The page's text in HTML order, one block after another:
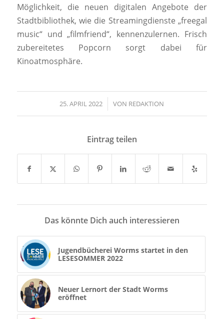
Möglichkeit, die neuen digitalen Angebote der
Stadtbibliothek, wie die Streamingdienste „freegal
music“ und „filmfriend“, kennenzulernen. Frisch
zubereitetes Popcorn sorgt dabei für
Kinoatmosphäre.
25. APRIL 2022
/ VON REDAKTION
Eintrag teilen
Das könnte Dich auch interessieren
Jugendbücherei Worms startet in den
LESESOMMER 2022
Neuer Lernort der Stadt Worms
eröffnet